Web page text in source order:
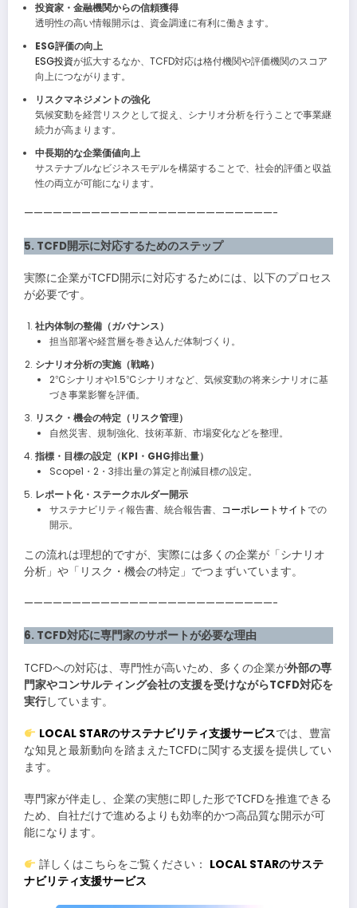
投資家・金融機関からの信頼獲得
透明性の高い情報開示は、資金調達に有利に働きます。
ESG評価の向上
ESG投資が拡大するなか、TCFD対応は格付機関や評価機関のスコア
向上につながります。
リスクマネジメントの強化
気候変動を経営リスクとして捉え、シナリオ分析を行うことで事業継
続力が高まります。
中長期的な企業価値向上
サステナブルなビジネスモデルを構築することで、社会的評価と収益
性の両立が可能になります。
——————————————————————————-
5. TCFD開示に対応するためのステップ
実際に企業がTCFD開示に対応するためには、以下のプロセス
が必要です。
社内体制の整備（ガバナンス）
担当部署や経営層を巻き込んだ体制づくり。
シナリオ分析の実施（戦略）
2℃シナリオや1.5℃シナリオなど、気候変動の将来シナリオに基
づき事業影響を評価。
リスク・機会の特定（リスク管理）
自然災害、規制強化、技術革新、市場変化などを整理。
指標・目標の設定（KPI・GHG排出量）
Scope1・2・3排出量の算定と削減目標の設定。
レポート化・ステークホルダー開示
サステナビリティ報告書、統合報告書、 コーポレートサイトでの
開示。
この流れは理想的ですが、実際には多くの企業が「シナリオ
分析」や「リスク・機会の特定」でつまずいています。
——————————————————————————-
6. TCFD対応に専門家のサポートが必要な理由
TCFDへの対応は、専門性が高いため、多くの企業が外部の専
門家やコンサルティング会社の支援を受けながらTCFD対応を
実行しています。
LOCAL STARのサステナビリティ支援サービスでは、豊富
な知見と最新動向を踏まえたTCFDに関する支援を提供してい
ます。
専門家が伴走し、企業の実態に即した形でTCFDを推進できる
ため、自社だけで進めるよりも効率的かつ高品質な開示が可
能になります。
詳しくはこちらをご覧ください： LOCAL STARのサステ
ナビリティ支援サービス